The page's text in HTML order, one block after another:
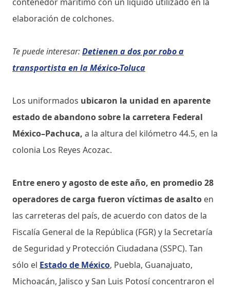
elaboración de colchones.
Te puede interesar:Detienen a dos por robo a
transportista en la México-Toluca
Los uniformados ubicaron la unidad en aparente
estado de abandono sobre la carretera Federal
México–Pachuca, a la altura del kilómetro 44.5, en la
colonia Los Reyes Acozac.
Entre enero y agosto de este año, en promedio 28
operadores de carga fueron víctimas de asalto en
las carreteras del país, de acuerdo con datos de la
Fiscalía General de la República (FGR) y la Secretaría
de Seguridad y Protección Ciudadana (SSPC). Tan
sólo el Estado de México, Puebla, Guanajuato,
Michoacán, Jalisco y San Luis Potosí concentraron el